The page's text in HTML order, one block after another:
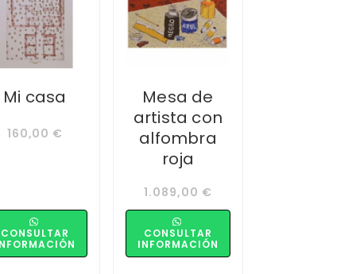
Mi casa
160,00 €
CONSULTAR
Mesa de
artista con
alfombra
roja
1.089,00 €
CONSULTAR
INFORMACIÓN